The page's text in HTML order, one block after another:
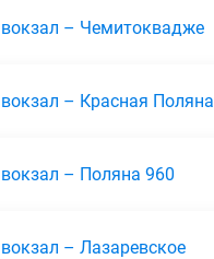
– Чемитоквадже
– Красная Поляна
– Поляна 960
– Лазаревское